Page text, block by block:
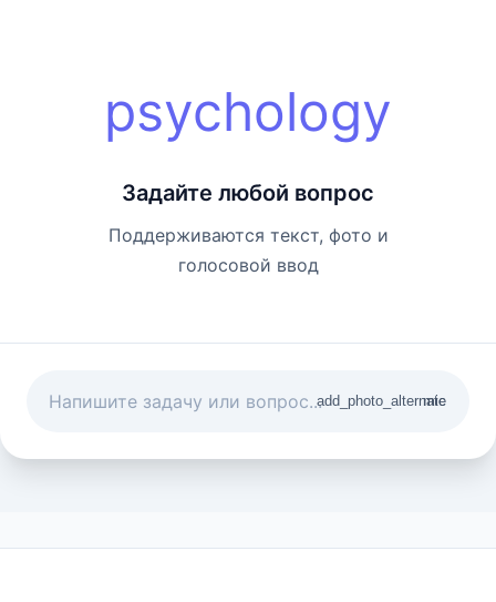
psychology
Задайте любой вопрос
Поддерживаются текст, фото и
голосовой ввод
add_photo_alternate
mic